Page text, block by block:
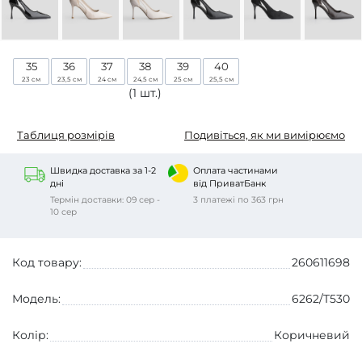
35
23 см
36
23,5 см
37
24 см
38
24,5 см
(1 шт.)
39
25 см
40
25,5 см
Таблиця розмірів Подивіться, як ми вимірюємо
Швидка доставка за 1-2
дні
Термін доставки: 09 сер -
10 сер
Оплата частинами
від ПриватБанк
3 платежі по 363 грн
Код товару: 260611698
Модель: 6262/T530
Колір: Коричневий